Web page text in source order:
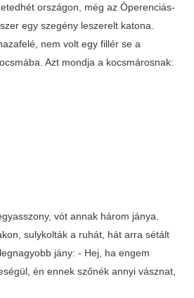
országon, még az Óperenciás-
egy szegény leszerelt katona.
nem volt egy fillér se a
Azt mondja a kocsmárosnak:
vót annak három jánya.
sulykolták a ruhát, hát arra sétált
jány: - Hej, ha engem
én ennek szőnék annyi vásznat,